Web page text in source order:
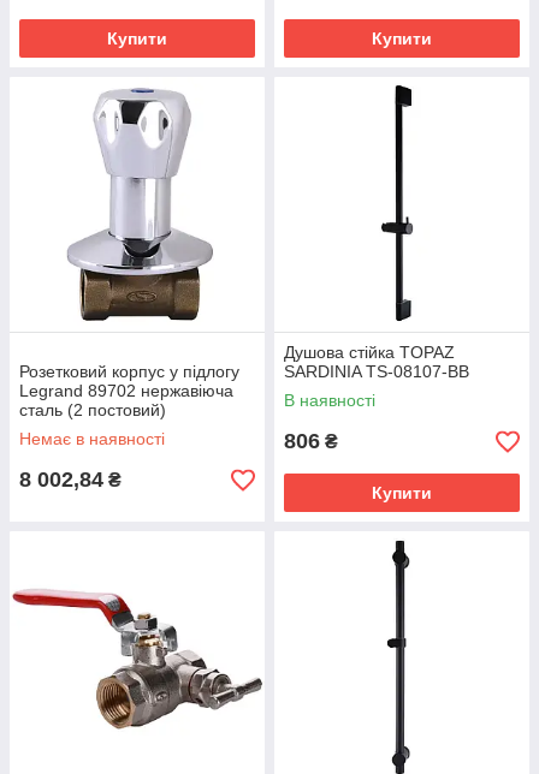
Купити Купити
Розетковий корпус у підлогу
Legrand 89702 нержавіюча
сталь (2 постовий)
Немає в наявності
8 002,84 ₴
Душова стійка TOPAZ
SARDINIA TS-08107-BB
В наявності
806 ₴
Купити